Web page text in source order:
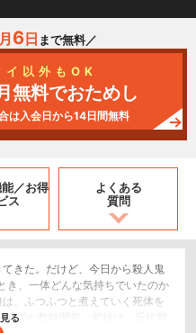
6日 まで無料／
イ以外もOK
無料でおためし
は入会日から14日間無料
／お得
ス
よくある
質問
きた。だけど、今日から殺人鬼
、一体どんな気持ちでいたのか
、ふつふつと煮えていく死体を
ずか数時間前。哲雄は、反抗期
る